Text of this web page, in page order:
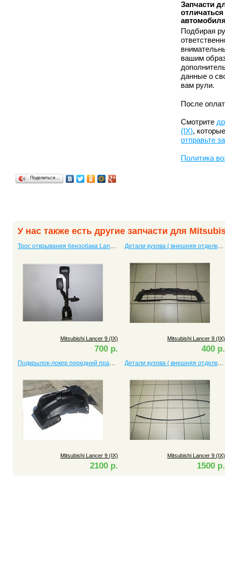
Запчасти
Подбирая
вашим
данные о
вам рули.
После
Смотрите
(IX),
отправьте
Политика
Поделиться…
У нас также есть другие запчасти для
Трос открывания бензобака Lancer 9 (IX)
Mitsubishi Lancer 9 (IX)
700 р.
Детали кузова ( внешняя отделка) Lancer 9 (IX)
Mitsubishi Lancer 9 (IX)
400 р.
Подкрылок-локер передний правый Lancer 9 (IX)
Mitsubishi Lancer 9 (IX)
2100 р.
Детали кузова ( внешняя отделка) Lancer 9 (IX)
Mitsubishi Lancer 9 (IX)
1500 р.